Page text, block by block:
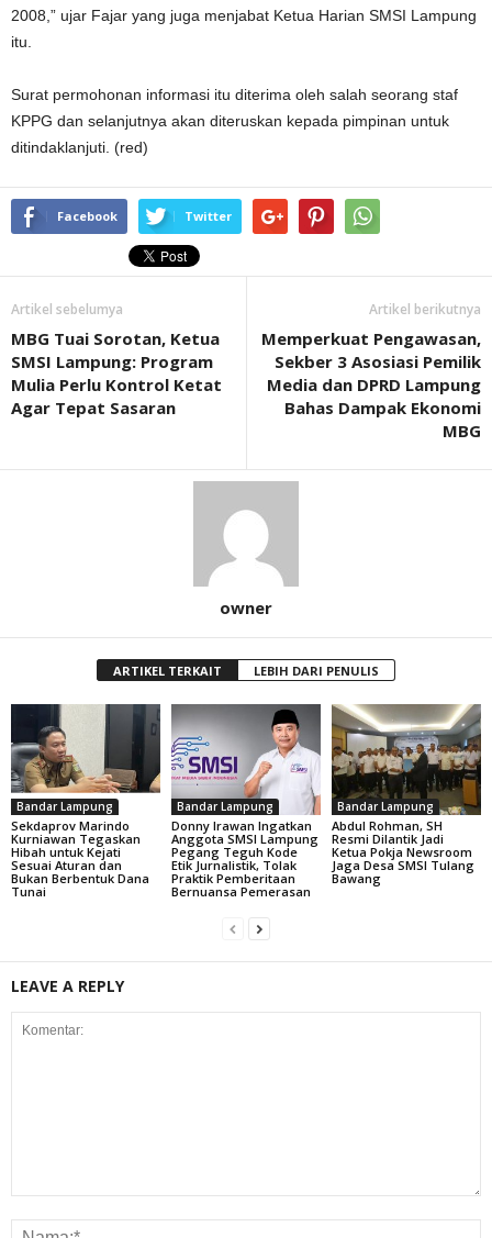
2008,” ujar Fajar yang juga menjabat Ketua Harian SMSI Lampung
itu.
Surat permohonan informasi itu diterima oleh salah seorang staf
KPPG dan selanjutnya akan diteruskan kepada pimpinan untuk
ditindaklanjuti. (red)
Facebook Twitter
Artikel sebelumya
MBG Tuai Sorotan, Ketua
SMSI Lampung: Program
Mulia Perlu Kontrol Ketat
Agar Tepat Sasaran
Artikel berikutnya
Memperkuat Pengawasan,
Sekber 3 Asosiasi Pemilik
Media dan DPRD Lampung
Bahas Dampak Ekonomi
MBG
owner
ARTIKEL TERKAIT LEBIH DARI PENULIS
Bandar Lampung
Sekdaprov Marindo
Kurniawan Tegaskan
Hibah untuk Kejati
Sesuai Aturan dan
Bukan Berbentuk Dana
Tunai
Bandar Lampung
Donny Irawan Ingatkan
Anggota SMSI Lampung
Pegang Teguh Kode
Etik Jurnalistik, Tolak
Praktik Pemberitaan
Bernuansa Pemerasan
Bandar Lampung
Abdul Rohman, SH
Resmi Dilantik Jadi
Ketua Pokja Newsroom
Jaga Desa SMSI Tulang
Bawang
LEAVE A REPLY